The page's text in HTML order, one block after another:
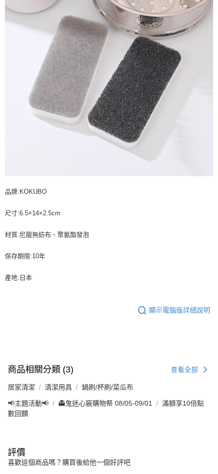
品牌:KOKUBO
尺寸:6.5×14×2.5cm
材質:尼龍無紡布、聚氨酯發泡
保存期限:10年
產地:日本
顯示電腦版詳細說明
商品相關分類 (3) 查看全部
居家清潔 清潔用具 鍋刷/杯刷/菜瓜布
📢主題活動📢 👻鬼迷心竅購物祭 08/05-09/01
滿額享10倍點
數回饋
評價
喜歡這個商品嗎？購買後給他一個好評吧